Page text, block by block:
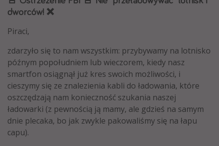
Albania
Zanzibar
Malediwy
Azja Południowo-Wschodnia
Tajlandia
Wszystkie kierunki
Rodzaj wyjazdu
dworców! ❌
Piraci,
zdarzyło się to nam wszystkim: przybywamy na lotnisko
późnym popołudniem lub wieczorem, kiedy nasz
smartfon osiągnął już kres swoich możliwości, i
cieszymy się ze znalezienia kabli do ładowania, które
oszczędzają nam konieczność szukania naszej
ładowarki (z pewnością ją mamy, ale gdzieś na samym
dnie plecaka, bo jak zwykle pakowaliśmy się na łapu
capu).